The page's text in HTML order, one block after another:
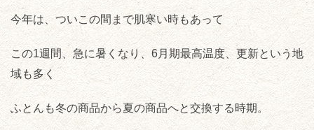
今年は、ついこの間まで肌寒い時もあって
この1週間、急に暑くなり、6月期最高温度、更新という地
域も多く
ふとんも冬の商品から夏の商品へと交換する時期。